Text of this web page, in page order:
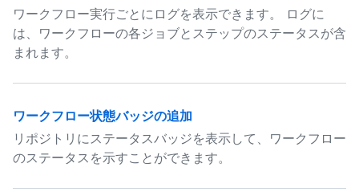
ワークフロー実行ごとにログを表示できます。 ログに
は、ワークフローの各ジョブとステップのステータスが含
まれます。
ワークフロー状態バッジの追加
リポジトリにステータスバッジを表示して、ワークフロー
のステータスを示すことができます。